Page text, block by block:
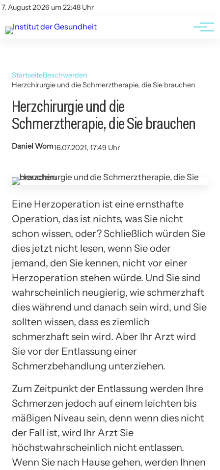
7. August 2026 um 22:48 Uhr
Kontakt
Kontakt
AGBs
StartseiteBeschwerden
Herzchirurgie und die Schmerztherapie, die Sie brauchen
Herzchirurgie und die
Schmerztherapie, die Sie brauchen
Daniel Wom16.07.2021, 17:49 Uhr
Eine Herzoperation ist eine ernsthafte
Operation, das ist nichts, was Sie nicht
schon wissen, oder? Schließlich würden Sie
dies jetzt nicht lesen, wenn Sie oder
jemand, den Sie kennen, nicht vor einer
Herzoperation stehen würde. Und Sie sind
wahrscheinlich neugierig, wie schmerzhaft
dies während und danach sein wird, und Sie
sollten wissen, dass es ziemlich
schmerzhaft sein wird. Aber Ihr Arzt wird
Sie vor der Entlassung einer
Schmerzbehandlung unterziehen.
Zum Zeitpunkt der Entlassung werden Ihre
Schmerzen jedoch auf einem leichten bis
mäßigen Niveau sein, denn wenn dies nicht
der Fall ist, wird Ihr Arzt Sie
höchstwahrscheinlich nicht entlassen.
Wenn Sie nach Hause gehen, werden Ihnen